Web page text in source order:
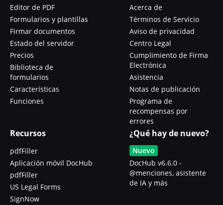
Editor de PDF
Formularios y plantillas
Firmar documentos
Estado del servidor
Precios
Biblioteca de
formularios
Características
Funciones
Acerca de
Términos de Servicio
Aviso de privacidad
Centro Legal
Cumplimiento de Firma
Electrónica
Asistencia
Notas de publicación
Programa de
recompensas por
errores
Recursos
pdfFiller
Aplicación móvil DocHub
pdfFiller
US Legal Forms
SignNow
¿Qué hay de nuevo?
Nuevo
DocHub v6.6.0 -
@menciones, asistente
de IA y más